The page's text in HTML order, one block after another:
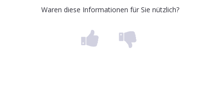
Waren diese Informationen für Sie nützlich?